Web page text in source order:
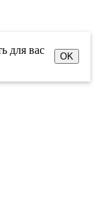
для вас
OK